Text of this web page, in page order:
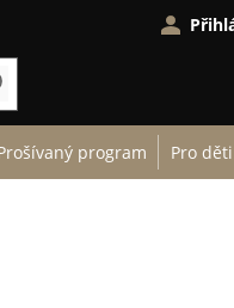
program Pro děti